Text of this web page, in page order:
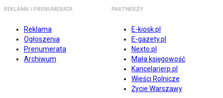
REKLAMA I PRENUMERATA
Reklama
Ogłoszenia
Prenumerata
Archiwum
PARTNERZY
E-kiosk.pl
E-gazety.pl
Nexto.pl
Mała księgowość
Kancelarierp.pl
Wieści Rolnicze
Życie Warszawy